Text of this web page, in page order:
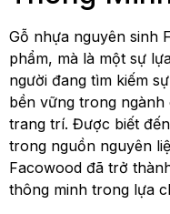
Gỗ nhựa nguyên sinh
phẩm, mà là một sự
người đang tìm kiếm
bền vững trong ngành
trang trí. Được biết
trong nguồn nguyên
Facowood đã trở
thông minh trong lựa